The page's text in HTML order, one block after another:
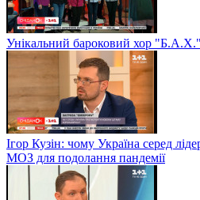
Унікальний бароковий хор
Ігор Кузін: чому Україна серед
МОЗ для подолання пандемії